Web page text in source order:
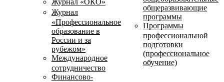
Журнал «ОКО»
Журнал
«Профессиональное
образование в
России и за
рубежом»
Международное
сотрудничество
Финансово-
общеразвивающие
программы
Программы
профессиональной
подготовки
(профессиональное
обучение)